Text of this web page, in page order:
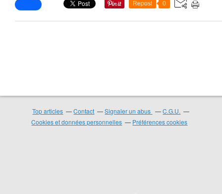
❄
Repost 0
Top articles Contact Signaler un abus
C.G.U.
Cookies et données personnelles
Préférences cookies